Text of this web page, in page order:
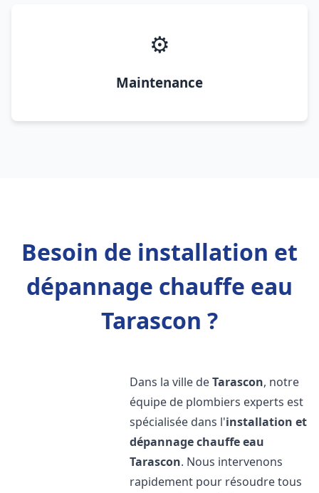
⚙️
Maintenance
Besoin de installation et
dépannage chauffe eau
Tarascon ?
Dans la ville deTarascon, notre
équipe de plombiers experts est
spécialisée dans l'installation et
dépannage chauffe eau
Tarascon. Nous intervenons
rapidement pour résoudre tous